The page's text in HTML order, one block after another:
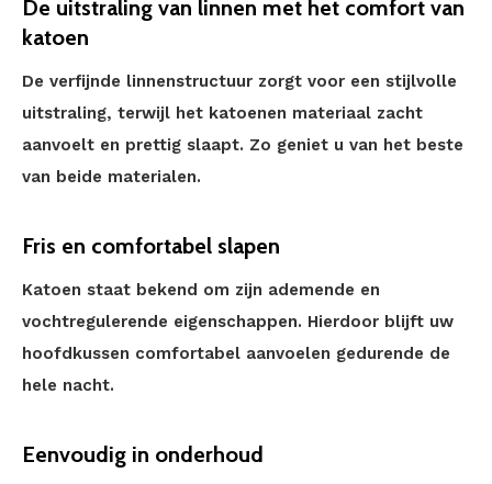
De uitstraling van linnen met het comfort van
katoen
De verfijnde linnenstructuur zorgt voor een stijlvolle
uitstraling, terwijl het katoenen materiaal zacht
aanvoelt en prettig slaapt. Zo geniet u van het beste
van beide materialen.
Fris en comfortabel slapen
Katoen staat bekend om zijn ademende en
vochtregulerende eigenschappen. Hierdoor blijft uw
hoofdkussen comfortabel aanvoelen gedurende de
hele nacht.
Eenvoudig in onderhoud